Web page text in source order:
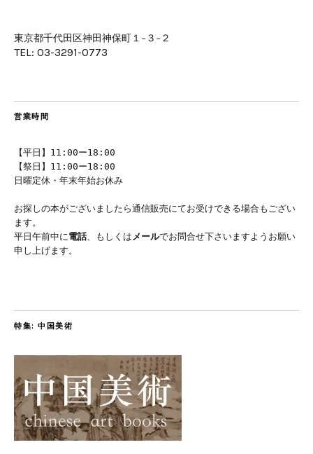
東京都千代田区神田神保町１−３−２
TEL: 03-3291-0773
営業時間
【平日】11:00ー18:00
【祭日】11:00ー18:00
日曜定休・年末年始お休み
お探しの本がございましたら通信販売にてお受けできる場合もござい
ます。
平日午前中に電話、もしくはメールでお問合せ下さいますようお願い
申し上げます。
特集: 中国美術